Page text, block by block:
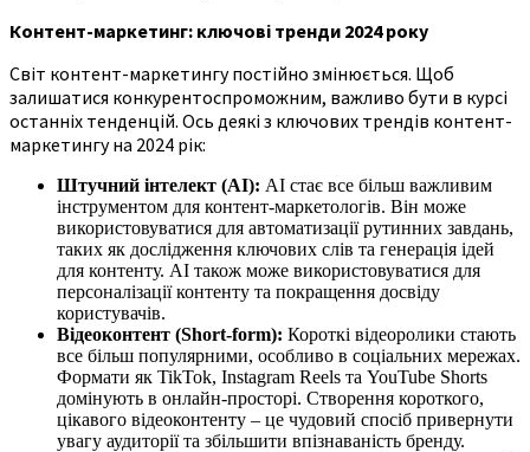
Контент-маркетинг: ключові тренди 2024 року
Світ контент-маркетингу постійно змінюється. Щоб
залишатися конкурентоспроможним, важливо бути в курсі
останніх тенденцій. Ось деякі з ключових трендів контент-
маркетингу на 2024 рік:
Штучний інтелект (AI): AI стає все більш важливим
інструментом для контент-маркетологів. Він може
використовуватися для автоматизації рутинних завдань,
таких як дослідження ключових слів та генерація ідей
для контенту. AI також може використовуватися для
персоналізації контенту та покращення досвіду
користувачів.
Відеоконтент (Short-form): Короткі відеоролики стають
все більш популярними, особливо в соціальних мережах.
Формати як TikTok, Instagram Reels та YouTube Shorts
домінують в онлайн-просторі. Створення короткого,
цікавого відеоконтенту – це чудовий спосіб привернути
увагу аудиторії та збільшити впізнаваність бренду.